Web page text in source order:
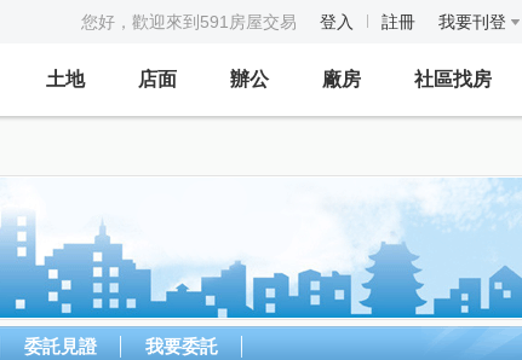
您好，歡迎來到591房屋交易 登入 註冊 我要刊登
土地 店面 辦公 廠房 社區找房
委託見證 我要委託